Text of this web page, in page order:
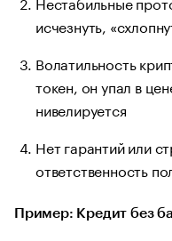
исчезнуть,
Волатильность
токен, он упал в
нивелируется
Нет гарантий или
ответственность
Пример: Кредит без